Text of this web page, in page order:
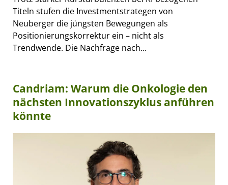
Titeln stufen die Investmentstrategen von
Neuberger die jüngsten Bewegungen als
Positionierungskorrektur ein – nicht als
Trendwende. Die Nachfrage nach...
Candriam: Warum die Onkologie den
nächsten Innovationszyklus anführen
könnte